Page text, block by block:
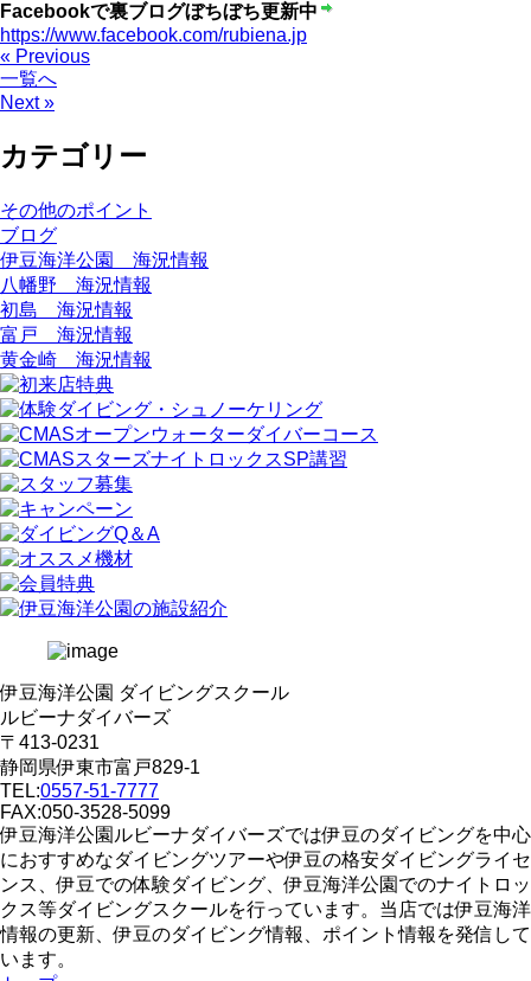
Facebookで裏ブログぼちぼち更新中
https://www.facebook.com/rubiena.jp
« Previous
一覧へ
Next »
カテゴリー
その他のポイント
ブログ
伊豆海洋公園 海況情報
八幡野 海況情報
初島 海況情報
富戸 海況情報
黄金崎 海況情報
伊豆海洋公園 ダイビングスクール
ルビーナダイバーズ
〒413-0231
静岡県伊東市富戸829-1
TEL:0557-51-7777
FAX:050-3528-5099
伊豆海洋公園ルビーナダイバーズでは伊豆のダイビングを中心
におすすめなダイビングツアーや伊豆の格安ダイビングライセ
ンス、伊豆での体験ダイビング、伊豆海洋公園でのナイトロッ
クス等ダイビングスクールを行っています。当店では伊豆海洋
情報の更新、伊豆のダイビング情報、ポイント情報を発信して
います。